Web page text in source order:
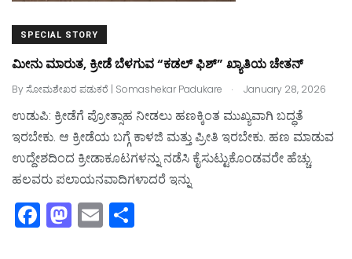
SPECIAL STORY
ಮೀನು ಮಾರುತ, ಕ್ರೀಡೆ ಬೆಳಗುವ “ಕಡಲ್‌ ಫಿಶ್‌” ಖ್ಯಾತಿಯ ಚೇತನ್‌
Byಸೋಮಶೇಖರ ಪಡುಕರೆ | Somashekar Padukare . January 28, 2026
ಉಡುಪಿ: ಕ್ರೀಡೆಗೆ ಪ್ರೋತ್ಸಾಹ ನೀಡಲು ಹಣಕ್ಕಿಂತ ಮುಖ್ಯವಾಗಿ ಬದ್ಧತೆ
ಇರಬೇಕು. ಆ ಕ್ರೀಡೆಯ ಬಗ್ಗೆ ಕಾಳಜಿ ಮತ್ತು ಪ್ರೀತಿ ಇರಬೇಕು. ಹಣ ಮಾಡುವ
ಉದ್ದೇಶದಿಂದ ಕ್ರೀಡಾಕೂಟಗಳನ್ನು ನಡೆಸಿ ಕೈಸುಟ್ಟುಕೊಂಡವರೇ ಹೆಚ್ಚು.
ಹಲವರು ಪಲಾಯನವಾದಿಗಳಾದರೆ ಇನ್ನು
F
a
M
a
E
m